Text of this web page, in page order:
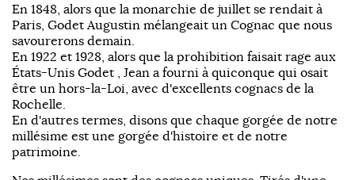
En 1848, alors que la monarchie de juillet se rendait à
Paris, Godet Augustin mélangeait un Cognac que nous
savourerons demain.
En 1922 et 1928, alors que la prohibition faisait rage aux
États-Unis Godet , Jean a fourni à quiconque qui osait
être un hors-la-Loi, avec d'excellents cognacs de la
Rochelle.
En d'autres termes, disons que chaque gorgée de notre
millésime est une gorgée d'histoire et de notre
patrimoine.